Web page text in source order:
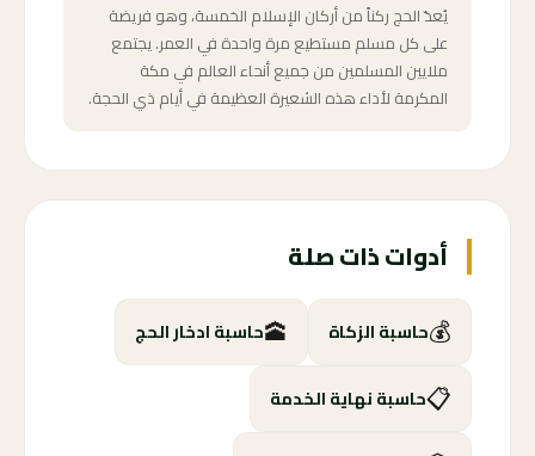
يُعدّ الحج ركناً من أركان الإسلام الخمسة، وهو فريضة
على كل مسلم مستطيع مرة واحدة في العمر. يجتمع
ملايين المسلمين من جميع أنحاء العالم في مكة
المكرمة لأداء هذه الشعيرة العظيمة في أيام ذي الحجة.
أدوات ذات صلة
💰حاسبة الزكاة 🕋حاسبة ادخار الحج
📋حاسبة نهاية الخدمة